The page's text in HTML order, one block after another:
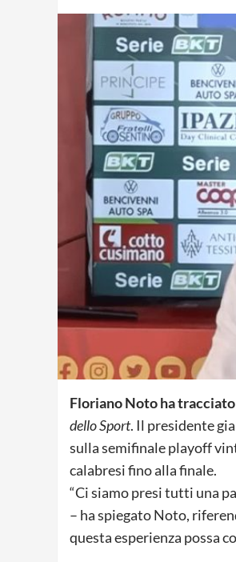
Floriano Noto ha
dello Sport. Il presidente
sulla semifinale playoff
calabresi fino alla finale.
“Ci siamo presi tutti una
– ha spiegato Noto,
questa esperienza possa